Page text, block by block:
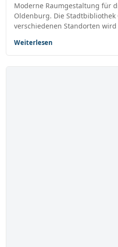
Moderne Raumgestaltung für
Oldenburg. Die
verschiedenen Standorten
Weiterlesen